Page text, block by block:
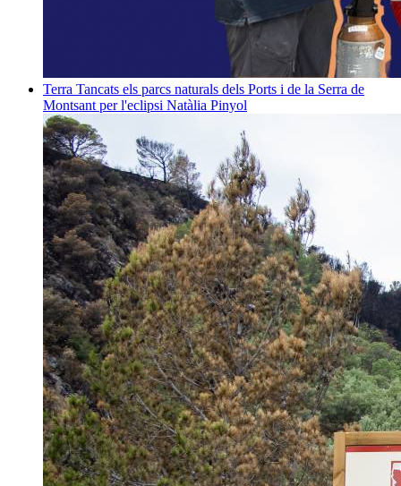
Terra Tancats els parcs naturals dels Ports i de la Serra de
Montsant per l'eclipsi Natàlia Pinyol